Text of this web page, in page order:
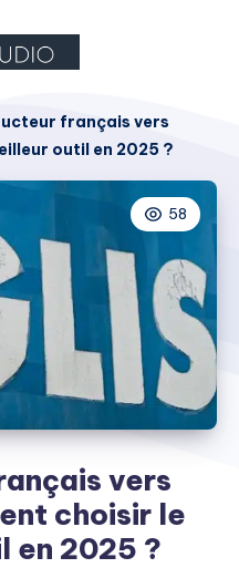
français vers
outil en 2025 ?
58
vers
choisir le
en 2025 ?